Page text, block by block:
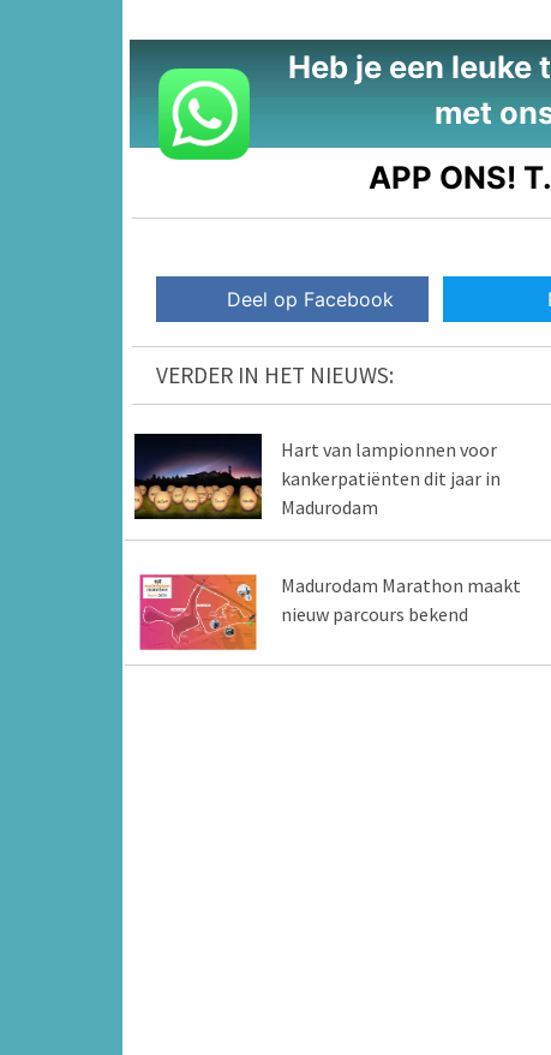
Heb je een
met
APP ONS! T.
Deel op Facebook
VERDER IN HET NIEUWS:
Hart van lampionnen voor
kankerpatiënten dit jaar in
Madurodam
Madurodam Marathon maakt
nieuw parcours bekend